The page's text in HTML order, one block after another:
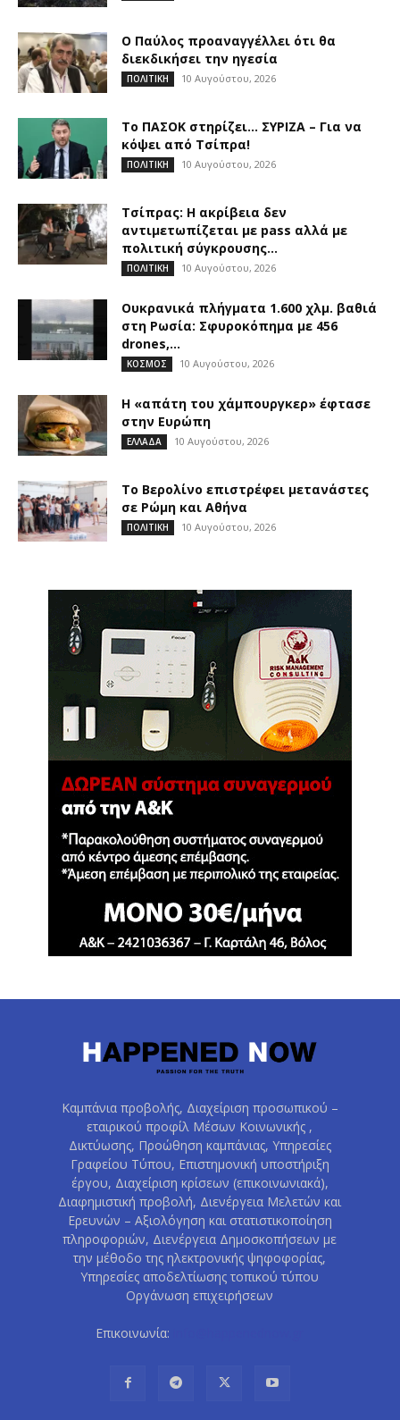
Ο Παύλος προαναγγέλλει ότι θα
διεκδικήσει την ηγεσία
ΠΟΛΙΤΙΚΗ 10 Αυγούστου, 2026
Το ΠΑΣΟΚ στηρίζει… ΣΥΡΙΖΑ – Για να
κόψει από Τσίπρα!
ΠΟΛΙΤΙΚΗ 10 Αυγούστου, 2026
Τσίπρας: Η ακρίβεια δεν
αντιμετωπίζεται με pass αλλά με
πολιτική σύγκρουσης...
ΠΟΛΙΤΙΚΗ 10 Αυγούστου, 2026
Ουκρανικά πλήγματα 1.600 χλμ. βαθιά
στη Ρωσία: Σφυροκόπημα με 456
drones,...
ΚΟΣΜΟΣ 10 Αυγούστου, 2026
Η «απάτη του χάμπουργκερ» έφτασε
στην Ευρώπη
ΕΛΛΑΔΑ 10 Αυγούστου, 2026
Το Βερολίνο επιστρέφει μετανάστες
σε Ρώμη και Αθήνα
ΠΟΛΙΤΙΚΗ 10 Αυγούστου, 2026
Καμπάνια προβολής, Διαχείριση προσωπικού –
εταιρικού προφίλ Μέσων Κοινωνικής ,
Δικτύωσης, Προώθηση καμπάνιας, Υπηρεσίες
Γραφείου Τύπου, Επιστημονική υποστήριξη
έργου, Διαχείριση κρίσεων (επικοινωνιακά),
Διαφημιστική προβολή, Διενέργεια Μελετών και
Ερευνών – Αξιολόγηση και στατιστικοποίηση
πληροφοριών, Διενέργεια Δημοσκοπήσεων με
την μέθοδο της ηλεκτρονικής ψηφοφορίας,
Υπηρεσίες αποδελτίωσης τοπικού τύπου
Οργάνωση επιχειρήσεων
Επικοινωνία: